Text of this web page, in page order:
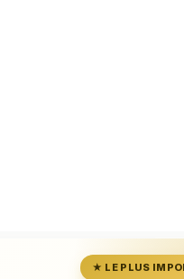
★ LE PLUS